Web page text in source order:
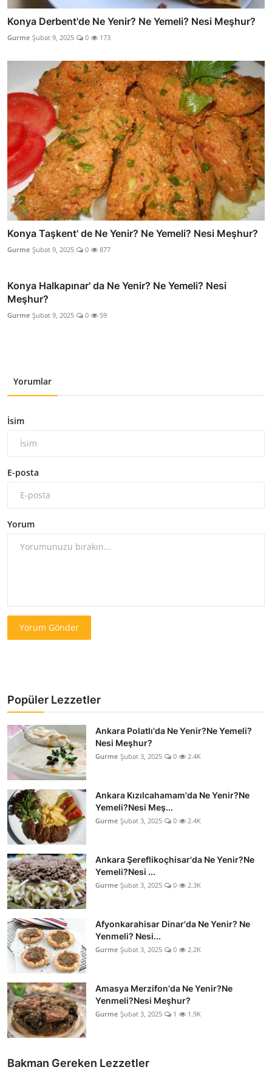
Konya Derbent'de Ne Yenir? Ne Yemeli? Nesi Meşhur?
Gurme Şubat 9, 2025 0 173
Konya Taşkent' de Ne Yenir? Ne Yemeli? Nesi Meşhur?
Gurme Şubat 9, 2025 0 877
Konya Halkapınar' da Ne Yenir? Ne Yemeli? Nesi
Meşhur?
Gurme Şubat 9, 2025 0 59
Yorumlar
İsim
E-posta
Yorum
Yorum Gönder
Popüler Lezzetler
Ankara Polatlı'da Ne Yenir?Ne Yemeli?
Nesi Meşhur?
Gurme Şubat 3, 2025 0 2.4K
Ankara Kızılcahamam'da Ne Yenir?Ne
Yemeli?Nesi Meş...
Gurme Şubat 3, 2025 0 2.4K
Ankara Şereflikoçhisar'da Ne Yenir?Ne
Yemeli?Nesi ...
Gurme Şubat 3, 2025 0 2.3K
Afyonkarahisar Dinar'da Ne Yenir? Ne
Yenmeli? Nesi...
Gurme Şubat 3, 2025 0 2.2K
Amasya Merzifon'da Ne Yenir?Ne
Yenmeli?Nesi Meşhur?
Gurme Şubat 3, 2025 1 1.9K
Bakman Gereken Lezzetler